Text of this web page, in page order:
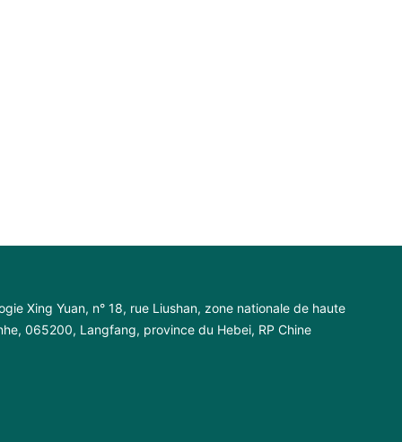
Xing Yuan, n° 18, rue Liushan, zone nationale de haute
065200, Langfang, province du Hebei, RP Chine